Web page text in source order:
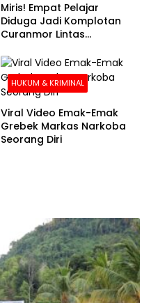
Miris! Empat Pelajar
Diduga Jadi Komplotan
Curanmor Lintas
HUKUM & KRIMINAL
Viral Video Emak-Emak
Grebek Markas Narkoba
Seorang Diri